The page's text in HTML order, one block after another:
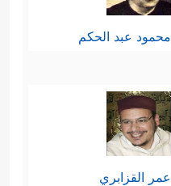
محمود عبد الحكم
عمر القزابري